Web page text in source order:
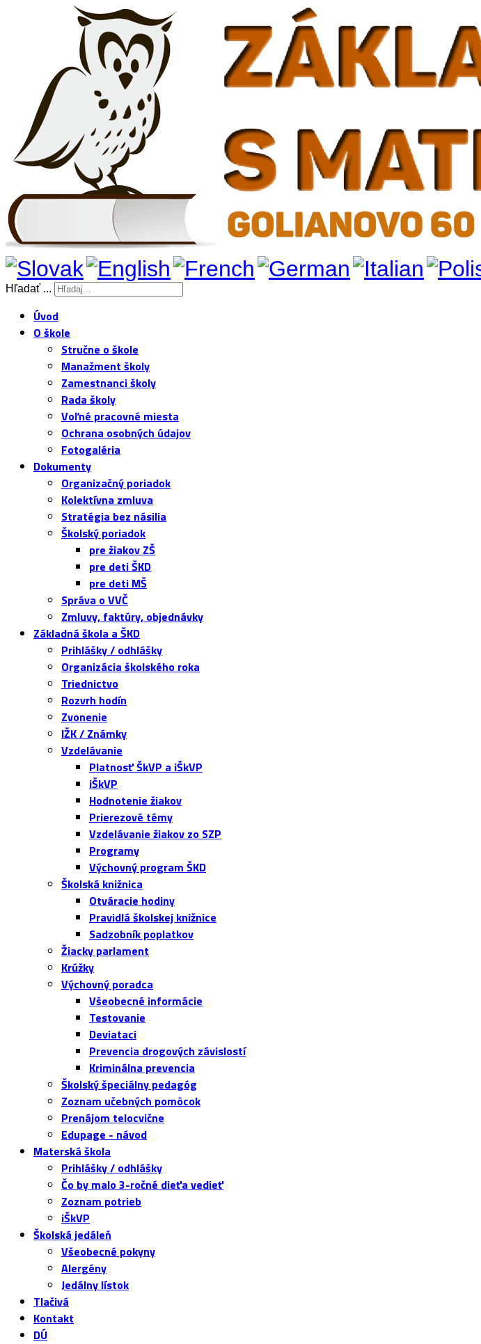
Hľadať ...
Úvod
O škole
Stručne o škole
Manažment školy
Zamestnanci školy
Rada školy
Voľné pracovné miesta
Ochrana osobných údajov
Fotogaléria
Dokumenty
Organizačný poriadok
Kolektívna zmluva
Stratégia bez násilia
Školský poriadok
pre žiakov ZŠ
pre deti ŠKD
pre deti MŠ
Správa o VVČ
Zmluvy, faktúry, objednávky
Základná škola a ŠKD
Prihlášky / odhlášky
Organizácia školského roka
Triednictvo
Rozvrh hodín
Zvonenie
IŽK / Známky
Vzdelávanie
Platnosť ŠkVP a iŠkVP
iŠkVP
Hodnotenie žiakov
Prierezové témy
Vzdelávanie žiakov zo SZP
Programy
Výchovný program ŠKD
Školská knižnica
Otváracie hodiny
Pravidlá školskej knižnice
Sadzobník poplatkov
Žiacky parlament
Krúžky
Výchovný poradca
Všeobecné informácie
Testovanie
Deviataci
Prevencia drogových závislostí
Kriminálna prevencia
Školský špeciálny pedagóg
Zoznam učebných pomôcok
Prenájom telocvične
Edupage - návod
Materská škola
Prihlášky / odhlášky
Čo by malo 3-ročné dieťa vedieť
Zoznam potrieb
iŠkVP
Školská jedáleň
Všeobecné pokyny
Alergény
Jedálny lístok
Tlačivá
Kontakt
DÚ